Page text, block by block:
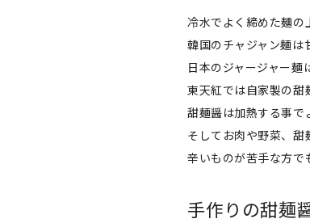
冷水でよく締めた麺の
韓国のチャジャン麺は
日本のジャージャー麺
東天紅では自家製の甜
甜麺醤は加熱する事で
そしてお肉や野菜、甜
辛いものが苦手な方で
手作りの甜麺